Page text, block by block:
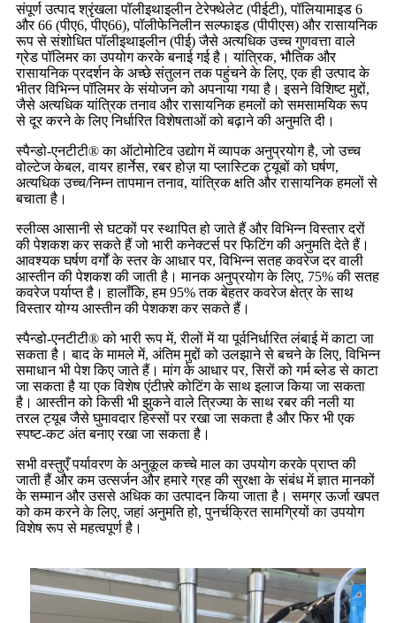
संपूर्ण उत्पाद श्रृंखला पॉलीइथाइलीन टेरेफ्थेलेट (पीईटी), पॉलियामाइड 6
और 66 (पीए6, पीए66), पॉलीफेनिलीन सल्फाइड (पीपीएस) और रासायनिक
रूप से संशोधित पॉलीइथाइलीन (पीई) जैसे अत्यधिक उच्च गुणवत्ता वाले
ग्रेड पॉलिमर का उपयोग करके बनाई गई है। यांत्रिक, भौतिक और
रासायनिक प्रदर्शन के अच्छे संतुलन तक पहुंचने के लिए, एक ही उत्पाद के
भीतर विभिन्न पॉलिमर के संयोजन को अपनाया गया है। इसने विशिष्ट मुद्दों,
जैसे अत्यधिक यांत्रिक तनाव और रासायनिक हमलों को समसामयिक रूप
से दूर करने के लिए निर्धारित विशेषताओं को बढ़ाने की अनुमति दी।
स्पैन्डो-एनटीटी® का ऑटोमोटिव उद्योग में व्यापक अनुप्रयोग है, जो उच्च
वोल्टेज केबल, वायर हार्नेस, रबर होज़ या प्लास्टिक ट्यूबों को घर्षण,
अत्यधिक उच्च/निम्न तापमान तनाव, यांत्रिक क्षति और रासायनिक हमलों से
बचाता है।
स्लीव्स आसानी से घटकों पर स्थापित हो जाते हैं और विभिन्न विस्तार दरों
की पेशकश कर सकते हैं जो भारी कनेक्टर्स पर फिटिंग की अनुमति देते हैं।
आवश्यक घर्षण वर्गों के स्तर के आधार पर, विभिन्न सतह कवरेज दर वाली
आस्तीन की पेशकश की जाती है। मानक अनुप्रयोग के लिए, 75% की सतह
कवरेज पर्याप्त है। हालाँकि, हम 95% तक बेहतर कवरेज क्षेत्र के साथ
विस्तार योग्य आस्तीन की पेशकश कर सकते हैं।
स्पैन्डो-एनटीटी® को भारी रूप में, रीलों में या पूर्वनिर्धारित लंबाई में काटा जा
सकता है। बाद के मामले में, अंतिम मुद्दों को उलझाने से बचने के लिए, विभिन्न
समाधान भी पेश किए जाते हैं। मांग के आधार पर, सिरों को गर्म ब्लेड से काटा
जा सकता है या एक विशेष एंटीफ़्रे कोटिंग के साथ इलाज किया जा सकता
है। आस्तीन को किसी भी झुकने वाले त्रिज्या के साथ रबर की नली या
तरल ट्यूब जैसे घुमावदार हिस्सों पर रखा जा सकता है और फिर भी एक
स्पष्ट-कट अंत बनाए रखा जा सकता है।
सभी वस्तुएँ पर्यावरण के अनुकूल कच्चे माल का उपयोग करके प्राप्त की
जाती हैं और कम उत्सर्जन और हमारे ग्रह की सुरक्षा के संबंध में ज्ञात मानकों
के सम्मान और उससे अधिक का उत्पादन किया जाता है। समग्र ऊर्जा खपत
को कम करने के लिए, जहां अनुमति हो, पुनर्चक्रित सामग्रियों का उपयोग
विशेष रूप से महत्वपूर्ण है।